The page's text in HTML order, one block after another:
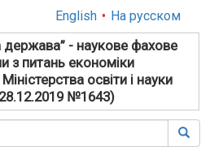
English • На русском
- наукове фахове
з питань економіки
освіти і науки
№1643)